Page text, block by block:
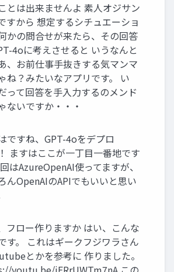
とは出来ませんよ 素人オジサン
すから 想定するシチュエーショ
かの問合せが来たら、その回答
4oに考えさせると いうなんと
、お前仕事手抜きする気マンマ
ね？みたいなアプリです。 い
って回答を手入力するのメンド
ないですか・・・
ですね、GPT-4oをデプロ
ますはここが一丁目一番地です
はAzureOpenAI使ってますが、
んOpenAIのAPIでもいいと思い
フロー作りますか はい、こんな
す。 これはギークフジワラさん
とかを参考に 作りました。